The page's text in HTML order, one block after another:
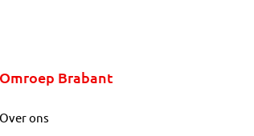
Omroep Brabant
Over ons